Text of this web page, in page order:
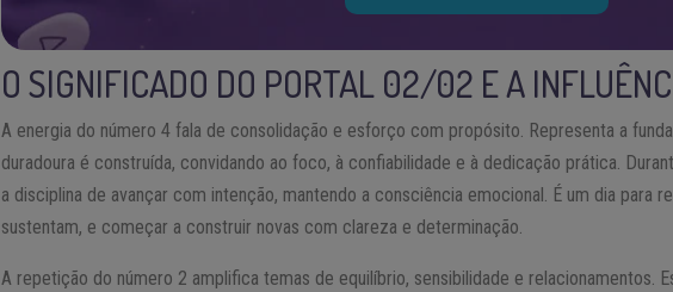
O SIGNIFICADO DO PORTAL 02/02 E A
A energia do número 4 fala de consolidação e esforço com propósito. Representa a
duradoura é construída, convidando ao foco, à confiabilidade e à dedicação prática.
a disciplina de avançar com intenção, mantendo a consciência emocional. É um dia para
sustentam, e começar a construir novas com clareza e determinação.
A repetição do número 2 amplifica temas de equilíbrio, sensibilidade e relacionamentos.